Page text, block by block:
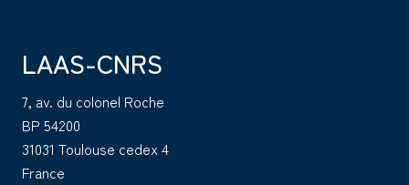
LAAS-CNRS
7, av. du colonel Roche
BP 54200
31031 Toulouse cedex 4
France